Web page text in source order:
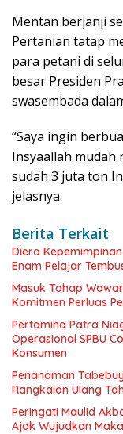
Mentan berjanji
Pertanian tatap
para petani di
besar Presiden
swasembada
“Saya ingin
Insyaallah mudah
sudah 3 juta ton
jelasnya.
Berita Terkait
Diera
Enam Pelajar
Masuk Tahap
Komitmen Perluas
Pertamina Patra
Operasional SPBU
Konsumen
Penanaman
Rangkaian Ulang
Peringati Maulid
Ajak Wujudkan